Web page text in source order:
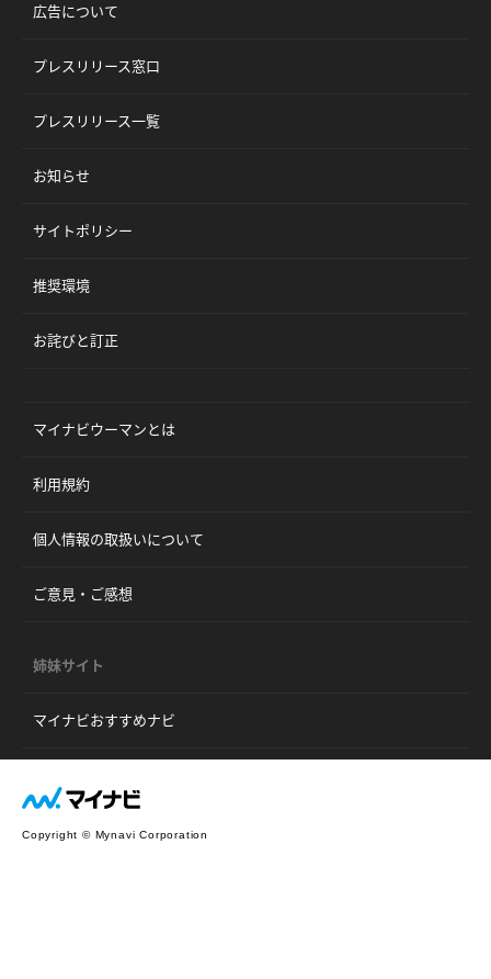
広告について
プレスリリース窓口
プレスリリース一覧
お知らせ
サイトポリシー
推奨環境
お詫びと訂正
マイナビウーマンとは
利用規約
個人情報の取扱いについて
ご意見・ご感想
姉妹サイト
マイナビおすすめナビ
Copyright © Mynavi Corporation